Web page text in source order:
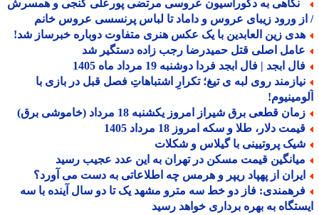
به دکوراسیون عروسی مرتضی پورعلی گنجی و همسرش
ورود زیبای عروس و داماد تا لباس پرنسسی عروس خانم
زین العابدین با یک عکس هنری متفاوت دوباره خبرساز شد!
اصلی قتل حمیدرضا رجب زاده دستگیر شد
ابجد | فال ابجد فردا دوشنبه 19 مرداد ماه 1405
روی لبه ی تیغ؛ تکرارِ اشتباهاتِ فصل قبل در بازی با
قطعی برق شیراز امروز یکشنبه 18 مرداد (خاموشی برق)
دلار، طلا و سکه امروز 18 مرداد 1405
پروتیینی با گیلاس و شکلات
قیمت مسکن در تهران به این عدد عجیب رسید
از پهپاد ریپر و هرمس چه اطلاعاتی به دست می آورد؟
فاز دو خط سه مترو مشهد یک تا دو سال آینده با سه
به بهره برداری خواهد رسید